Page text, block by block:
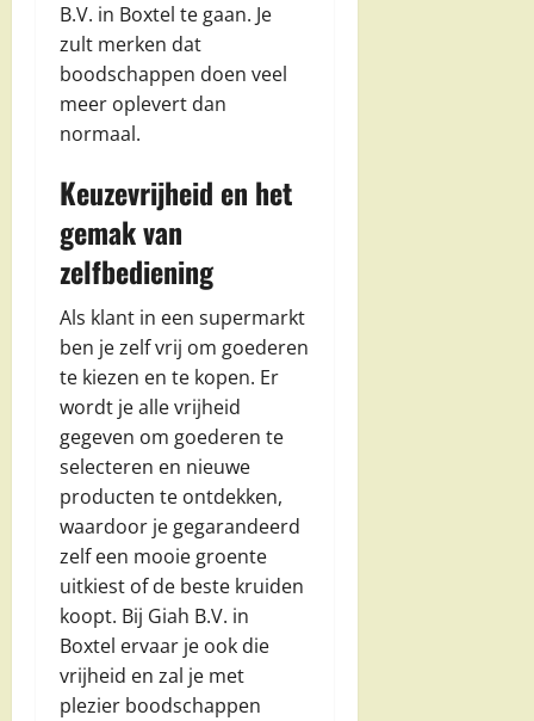
B.V. in Boxtel te gaan. Je
zult merken dat
boodschappen doen veel
meer oplevert dan
normaal.
Keuzevrijheid en het
gemak van
zelfbediening
Als klant in een supermarkt
ben je zelf vrij om goederen
te kiezen en te kopen. Er
wordt je alle vrijheid
gegeven om goederen te
selecteren en nieuwe
producten te ontdekken,
waardoor je gegarandeerd
zelf een mooie groente
uitkiest of de beste kruiden
koopt. Bij Giah B.V. in
Boxtel ervaar je ook die
vrijheid en zal je met
plezier boodschappen